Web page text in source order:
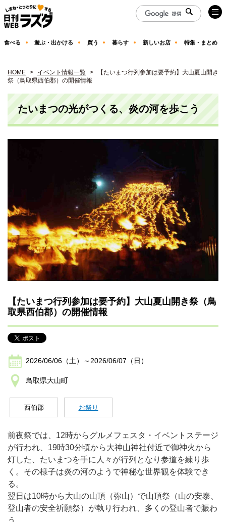
食べる 遊ぶ・出かける 買う 暮らす 新しいお店 特集・まとめ
HOME イベント情報一覧
【たいまつ行列参加は要予約】大山夏山開き
祭（鳥取県西伯郡）の開催情報
たいまつの光がつくる、炎の河を歩こう
【たいまつ行列参加は要予約】大山夏山開き祭（鳥
取県西伯郡）の開催情報
2026/06/06（土）～2026/06/07（日）
鳥取県大山町
西伯郡 お祭り
前夜祭では、12時からグルメフェスタ・イベントステージ
が行われ、19時30分頃から大神山神社付近で御神火から
灯した、たいまつを手に人々が行列となり参道を練り歩
く。その様子は炎の河のようで神秘な世界観を体験でき
る。
翌日は10時から大山の山頂（弥山）で山頂祭（山の安泰、
登山者の安全祈願祭）が執り行われ、多くの登山者で賑わ